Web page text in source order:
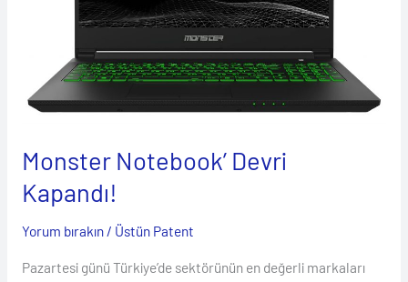
Monster Notebook’ Devri
Kapandı!
Yorum bırakın / Üstün Patent
Pazartesi günü Türkiye’de sektörünün en değerli markaları